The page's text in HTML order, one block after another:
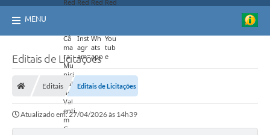
MENU
Editais de Licitações
Editais Editais de Licitações
Atualizado em: 27/04/2026 às 14h39